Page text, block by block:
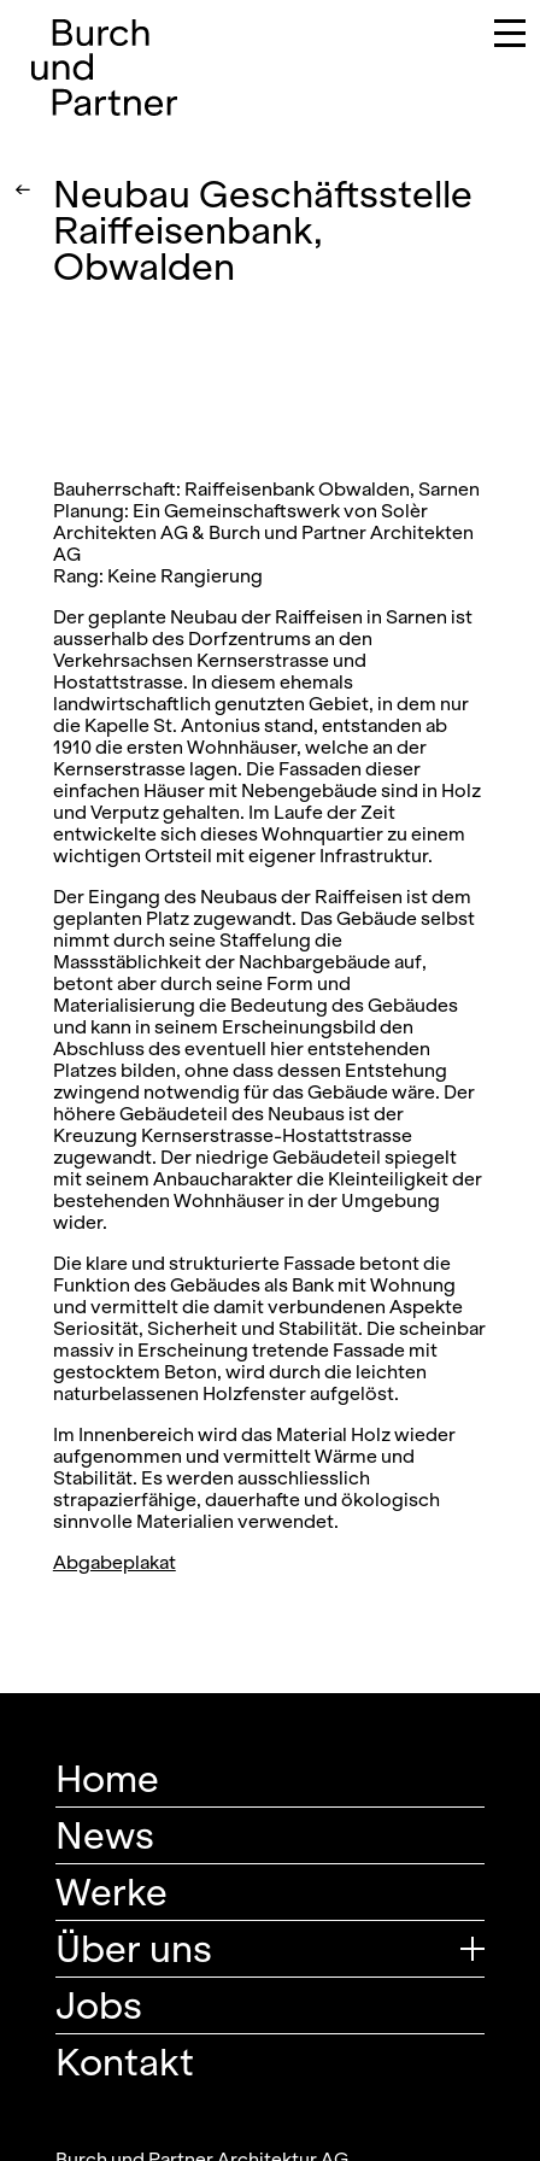
Hauptnavigation
← Neubau Geschäftsstelle
Raiffeisenbank,
Obwalden
Bauherrschaft: Raiffeisenbank Obwalden, Sarnen
Planung: Ein Gemeinschaftswerk von Solèr
Architekten AG & Burch und Partner Architekten
AG
Rang: Keine Rangierung
Der geplante Neubau der Raiffeisen in Sarnen ist
ausserhalb des Dorfzentrums an den
Verkehrsachsen Kernserstrasse und
Hostattstrasse. In diesem ehemals
landwirtschaftlich genutzten Gebiet, in dem nur
die Kapelle St. Antonius stand, entstanden ab
1910 die ersten Wohnhäuser, welche an der
Kernserstrasse lagen. Die Fassaden dieser
einfachen Häuser mit Nebengebäude sind in Holz
und Verputz gehalten. Im Laufe der Zeit
entwickelte sich dieses Wohnquartier zu einem
wichtigen Ortsteil mit eigener Infrastruktur.
Der Eingang des Neubaus der Raiffeisen ist dem
geplanten Platz zugewandt. Das Gebäude selbst
nimmt durch seine Staffelung die
Massstäblichkeit der Nachbargebäude auf,
betont aber durch seine Form und
Materialisierung die Bedeutung des Gebäudes
und kann in seinem Erscheinungsbild den
Abschluss des eventuell hier entstehenden
Platzes bilden, ohne dass dessen Entstehung
zwingend notwendig für das Gebäude wäre. Der
höhere Gebäudeteil des Neubaus ist der
Kreuzung Kernserstrasse-Hostattstrasse
zugewandt. Der niedrige Gebäudeteil spiegelt
mit seinem Anbaucharakter die Kleinteiligkeit der
bestehenden Wohnhäuser in der Umgebung
wider.
Die klare und strukturierte Fassade betont die
Funktion des Gebäudes als Bank mit Wohnung
und vermittelt die damit verbundenen Aspekte
Seriosität, Sicherheit und Stabilität. Die scheinbar
massiv in Erscheinung tretende Fassade mit
gestocktem Beton, wird durch die leichten
naturbelassenen Holzfenster aufgelöst.
Im Innenbereich wird das Material Holz wieder
aufgenommen und vermittelt Wärme und
Stabilität. Es werden ausschliesslich
strapazierfähige, dauerhafte und ökologisch
sinnvolle Materialien verwendet.
Abgabeplakat
Home
News
Werke
Über uns
Jobs
Kontakt